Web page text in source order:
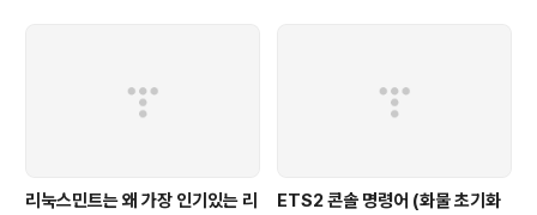
리눅스민트는 왜 가장 인기있는 리
ETS2 콘솔 명령어 (화물 초기화